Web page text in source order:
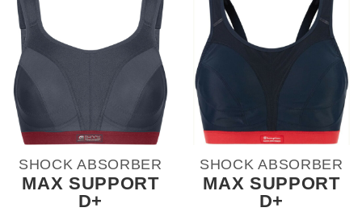
SHOCK ABSORBER
MAX SUPPORT
D+
SHOCK ABSORBER
MAX SUPPORT
D+